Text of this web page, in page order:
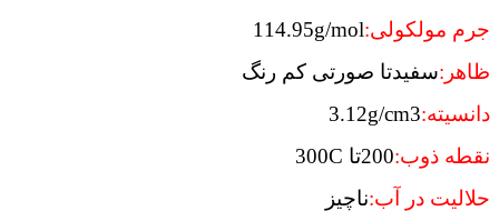
جرم مولکولی:114.95g/mol
ظاهر:سفیدتا صورتی کم رنگ
دانسیته:3.12g/cm3
نقطه ذوب:200تا 300C
حلالیت در آب:ناچیز